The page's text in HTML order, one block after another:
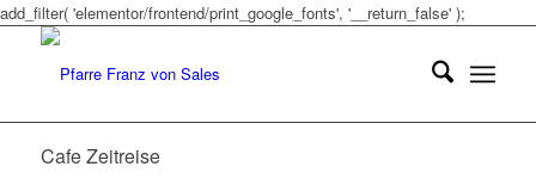
add_filter( 'elementor/frontend/print_google_fonts', '__return_false' );
Cafe Zeitreise